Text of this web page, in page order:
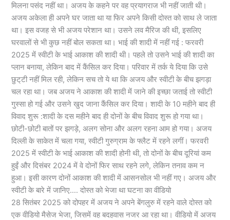
मिलना पसंद नहीं था। अजय के कहने पर वह प्रयागराज भी नहीं जाती थी।
अजय अकेला ही अपने घर जाता था या फिर अपने किसी दोस्त को साथ ले जाता
था। इस वजह से भी अजय परेशान था। उसने लव मैरिज की थी, इसलिए
घरवालों से भी कुछ नहीं बोल सकता था। भाई की शादी में नहीं गई : फरवरी
2025 में स्वीटी के भाई आकाश की शादी थी। पहले तो उसने भाई की शादी का
प्लान बनाया, लेकिन बाद में कैंसिल कर दिया। परिवार में तर्क ये दिया कि उसे
छुट्‌टी नहीं मिल रही, लेकिन सच तो ये था कि अजय और स्वीटी के बीच झगड़ा
चल रहा था। जब अजय ने आकाश की शादी में जाने की इच्छा जताई तो स्वीटी
गुस्सा हो गई और उसने खुद जाना कैंसिल कर दिया। शादी के 10 महीने बाद ही
विवाद शुरू :शादी के दस महीने बाद ही दोनों के बीच विवाद शुरू हो गया था।
छोटी-छोटी बातों पर झगड़े, अलग सोना और अलग रहना आम हो गया। अजय
दिल्ली के साकेत में चला गया, स्वीटी गुरुग्राम के फ्लैट में रहने लगीं। फरवरी
2025 में स्वीटी के भाई आकाश की शादी होनी थी, तो दोनों के बीच दूरियां कम
हुईं और दिसंबर 2024 में वे दोनों फिर साथ रहने लगे, लेकिन तनाव कम न
हुआ। इसी कारण दोनों आकाश की शादी में आसनसोल भी नहीं गए। अजय और
स्वीटी के बारे में जानिए…. दोस्त को भेजा था घटना का वीडियो
28 सितंबर 2025 को दोपहर में अजय ने अपने बेंगलुरु में रहने वाले दोस्त को
एक वीडियो मैसेज भेजा, जिसमें वह बदहवास नजर आ रहा था। वीडियो में अजय